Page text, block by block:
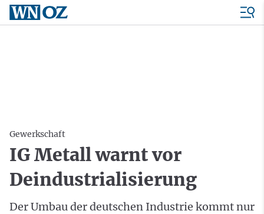
Gewerkschaft
IG Metall warnt vor
Deindustrialisierung
Der Umbau der deutschen Industrie kommt nur